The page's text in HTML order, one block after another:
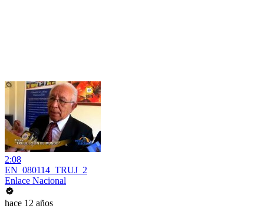
2:08
EN_080114_TRUJ_2
Enlace Nacional
hace 12 años